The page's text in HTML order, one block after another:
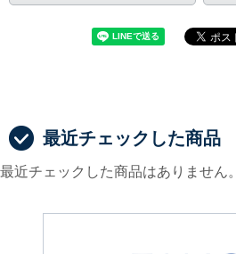
最近チェックした商品
最近チェックした商品はありません。